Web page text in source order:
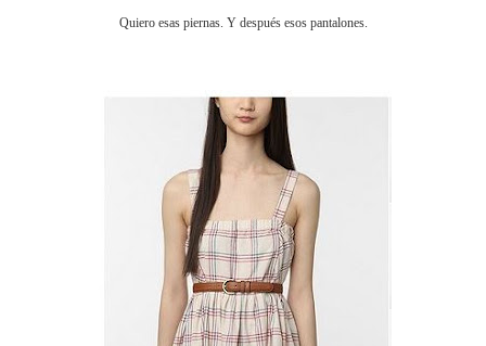
Quiero esas piernas. Y después esos pantalones.